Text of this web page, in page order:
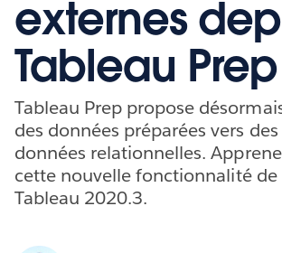
externes
Tableau Prep
Tableau Prep propose
des données préparées vers
données relationnelles.
cette nouvelle fonctionnalité de
Tableau 2020.3.